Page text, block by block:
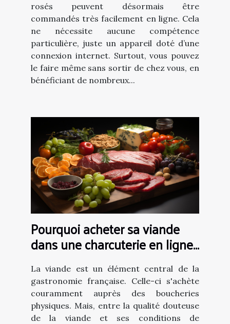
rosés peuvent désormais être
commandés très facilement en ligne. Cela
ne nécessite aucune compétence
particulière, juste un appareil doté d’une
connexion internet. Surtout, vous pouvez
le faire même sans sortir de chez vous, en
bénéficiant de nombreux...
Pourquoi acheter sa viande
dans une charcuterie en ligne
?La viande est un élément central de la
gastronomie française. Celle-ci s'achète
couramment auprès des boucheries
physiques. Mais, entre la qualité douteuse
de la viande et ses conditions de